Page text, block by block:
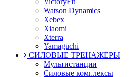
VictoryFit
Watson Dynamics
Xebex
Xiaomi
Xterra
Yamaguchi
СИЛОВЫЕ ТРЕНАЖЕРЫ
Мультистанции
Силовые комплексы